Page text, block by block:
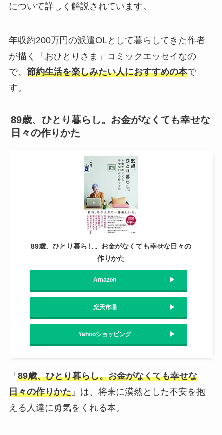
について詳しく解説されています。
年収約200万円の派遣OLとして暮らしてきた作者
が描く「おひとりさま」コミックエッセイなの
で、 節約生活を楽しみたい人におすすめの本で
す。
89歳、ひとり暮らし。お金がなくても幸せな
日々の作りかた
89歳、ひとり暮らし。お金がなくても幸せな日々の
作りかた
Amazon
楽天市場
Yahooショッピング
「 89歳、ひとり暮らし。お金がなくても幸せな
日々の作りかた」は、将来に漠然とした不安を抱
える人達に勇気をくれる本。